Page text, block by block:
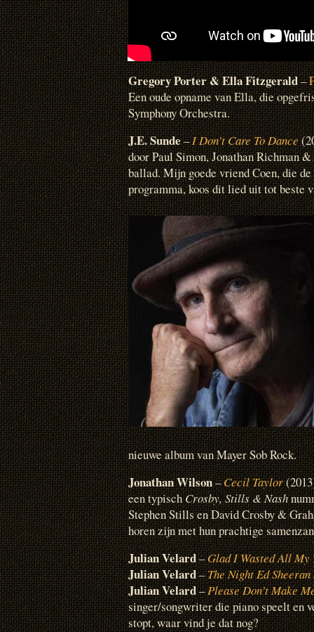
Gregory Porter& Ella Fitzgerald–
Een oude opname van Ella, die
Symphony Orchestra.
J.E. Sunde–I Don’t Care To Dance
door Paul Simon, Jonathan Richman
ballad. Mijn goede vriend Coen, die
programma, koos dit lied uit tot beste
nieuwe album van Mayer Sob Rock.
Jonathan Wilson–Cecil Taylor
een typischCrosby, Stills & Nash
Stephen Stills en David Crosby &
horen zijn met hun prachtige
Julian Velard–Glad I Wasted All My
Julian Velard–The Night Ed
Julian Velard–Please Don’t Make
singer/songwriter die piano speelt en
stopt, waar vind je dat nog?